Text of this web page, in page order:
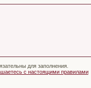
для заполнения.
с настоящими правилами